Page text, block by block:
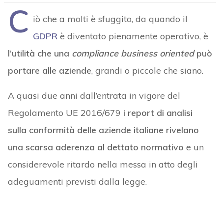
C iò che a molti è sfuggito, da quando il
GDPRè diventato pienamente operativo, è
l’utilità che una compliance business orientedpuò
portare alle aziende, grandi o piccole che siano.
A quasi due anni dall’entrata in vigore del
Regolamento UE 2016/679 i report di analisi
sulla conformità delle aziende italiane rivelano
una scarsa aderenza al dettato normativo e un
considerevole ritardo nella messa in atto degli
adeguamenti previsti dalla legge.